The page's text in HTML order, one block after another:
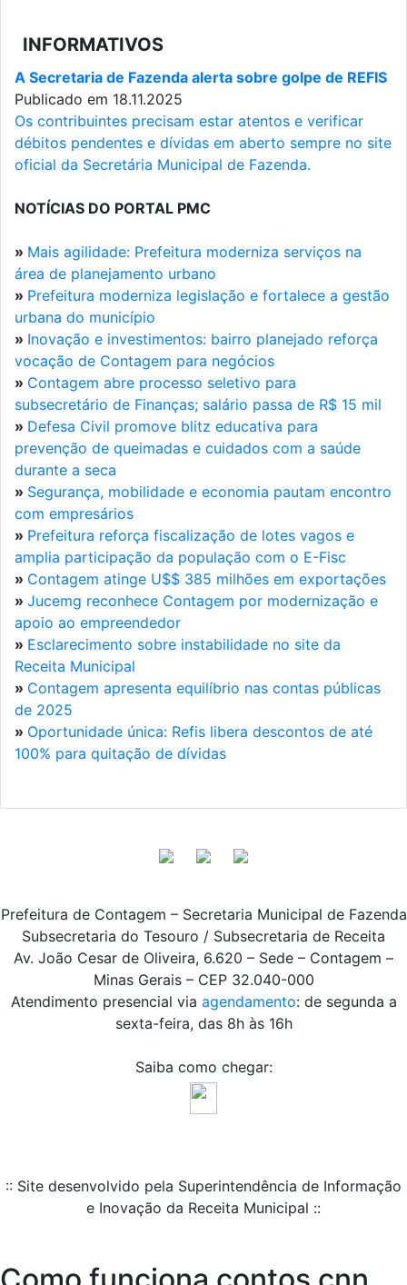
INFORMATIVOS
A Secretaria de Fazenda alerta sobre golpe de REFIS
Publicado em 18.11.2025
Os contribuintes precisam estar atentos e verificar
débitos pendentes e dívidas em aberto sempre no site
oficial da Secretária Municipal de Fazenda.
NOTÍCIAS DO PORTAL PMC
» Mais agilidade: Prefeitura moderniza serviços na
área de planejamento urbano
» Prefeitura moderniza legislação e fortalece a gestão
urbana do município
» Inovação e investimentos: bairro planejado reforça
vocação de Contagem para negócios
» Contagem abre processo seletivo para
subsecretário de Finanças; salário passa de R$ 15 mil
» Defesa Civil promove blitz educativa para
prevenção de queimadas e cuidados com a saúde
durante a seca
» Segurança, mobilidade e economia pautam encontro
com empresários
» Prefeitura reforça fiscalização de lotes vagos e
amplia participação da população com o E-Fisc
» Contagem atinge U$$ 385 milhões em exportações
» Jucemg reconhece Contagem por modernização e
apoio ao empreendedor
» Esclarecimento sobre instabilidade no site da
Receita Municipal
» Contagem apresenta equilíbrio nas contas públicas
de 2025
» Oportunidade única: Refis libera descontos de até
100% para quitação de dívidas
Prefeitura de Contagem – Secretaria Municipal de Fazenda
Subsecretaria do Tesouro / Subsecretaria de Receita
Av. João Cesar de Oliveira, 6.620 – Sede – Contagem –
Minas Gerais – CEP 32.040-000
Atendimento presencial via agendamento: de segunda a
sexta-feira, das 8h às 16h
Saiba como chegar:
:: Site desenvolvido pela Superintendência de Informação
e Inovação da Receita Municipal ::